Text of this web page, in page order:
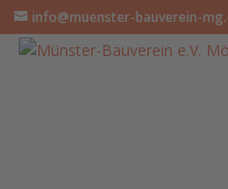
info@muenster-bauverein-